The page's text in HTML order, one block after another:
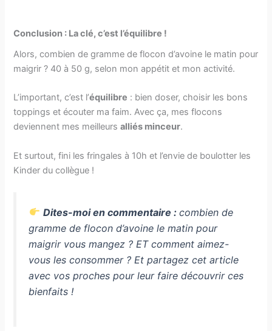
Conclusion : La clé, c’est l’équilibre !
Alors, combien de gramme de flocon d’avoine le matin pour
maigrir ? 40 à 50 g, selon mon appétit et mon activité.
L’important, c’est l’équilibre : bien doser, choisir les bons
toppings et écouter ma faim. Avec ça, mes flocons
deviennent mes meilleursalliés minceur.
Et surtout, fini les fringales à 10h et l’envie de boulotter les
Kinder du collègue !
Dites-moi en commentaire : combien de
gramme de flocon d’avoine le matin pour
maigrir​ vous mangez ? ET comment aimez-
vous les consommer ? Et partagez cet article
avec vos proches pour leur faire découvrir ces
bienfaits !